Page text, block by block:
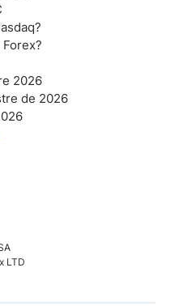
LTD
2026
de 2026